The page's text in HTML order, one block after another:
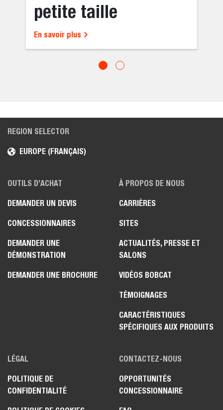
petite taille
En savoir plus
REGION SELECTOR
EUROPE (FRANÇAIS)
OUTILS D’ACHAT
DEMANDER UN DEVIS
CONCESSIONNAIRES
DEMANDER UNE
DÉMONSTRATION
DEMANDER UNE BROCHURE
À PROPOS DE NOUS
CARRIÈRES
SITES
ACTUALITÉS, PRESSE ET
SALONS
VIDÉOS BOBCAT
TÉMOIGNAGES
CARACTÉRISTIQUES
SPÉCIFIQUES AUX PRODUITS
LÉGAL
POLITIQUE DE
CONFIDENTIALITÉ
CONTACTEZ-NOUS
OPPORTUNITÉS
CONCESSIONNAIRE